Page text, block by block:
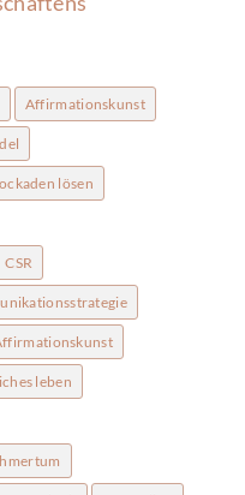
Affirmationskunst
lösen
CSR
leben